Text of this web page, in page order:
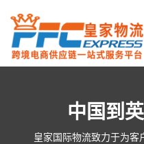
中国到
皇家国际物流致力于为客